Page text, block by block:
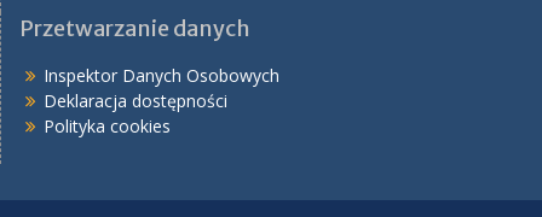
Przetwarzanie danych
Inspektor Danych Osobowych
Deklaracja dostępności
Polityka cookies